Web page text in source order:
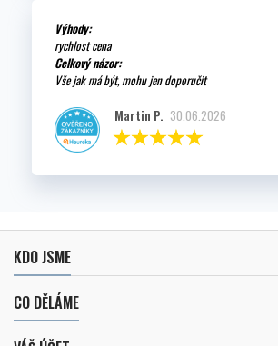
Výhody:
rychlost cena
Celkový názor:
Vše jak má být, mohu jen doporučit
Martin P. 30.06.2026
KDO JSME
CO DĚLÁME